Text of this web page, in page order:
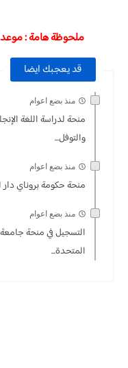
ملحوظة هامة : موعد
قد يعجبك ايضا
منذ بضع اعوام
منحة لدراسة اللغة
والتوفل...
منذ بضع اعوام
منحة حكومة بروناي دار السلام 2022 –
منذ بضع اعوام
التسجيل في منحة جامعة
المتحدة...